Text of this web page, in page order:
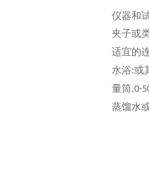
仪器和
夹子或
适宜的
水浴:或
量筒,0-
蒸馏水